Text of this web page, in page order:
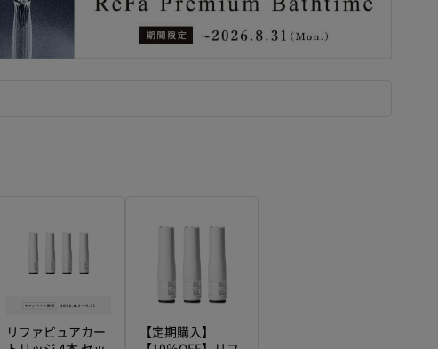
リファピュアカー
【定期購入】